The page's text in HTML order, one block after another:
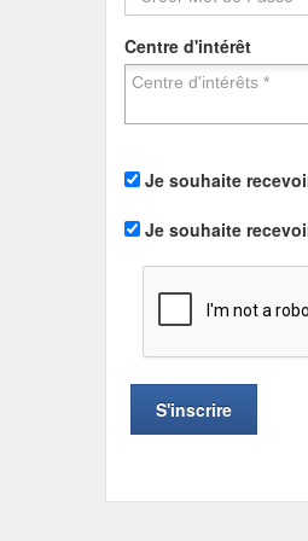
Centre d'intérêt
Je souhaite
Je souhaite